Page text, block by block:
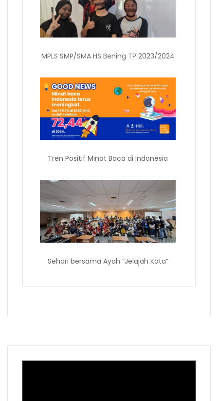
MPLS SMP/SMA HS Bening TP 2023/2024
Tren Positif Minat Baca di Indonesia
Sehari bersama Ayah “Jelajah Kota”